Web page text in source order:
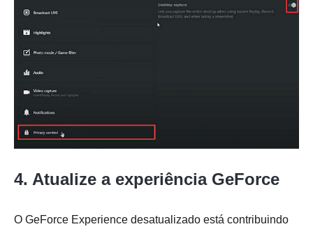
4. Atualize a experiência GeForce
O GeForce Experience desatualizado está contribuindo